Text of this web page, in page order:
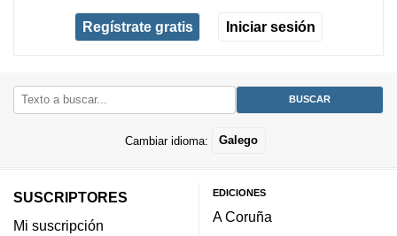
Regístrate gratis Iniciar sesión
Cambiar idioma: Galego
SUSCRIPTORES
Mi suscripción
EDICIONES
A Coruña